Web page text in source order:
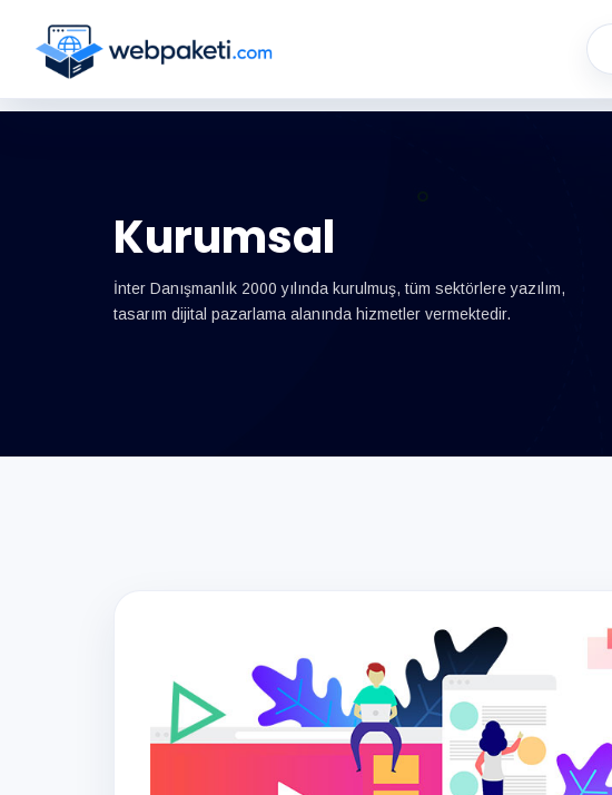
Kurumsal
İnter Danışmanlık 2000 yılında kurulmuş, tüm sektörlere yazılım,
tasarım dijital pazarlama alanında hizmetler vermektedir.